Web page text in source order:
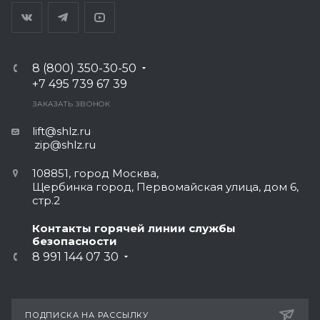
8 (800) 350-30-50
+7 495 739 67 39
ЗАКАЗАТЬ ЗВОНОК
lift@shlz.ru
zip@shlz.ru
108851, город Москва,
Щербинка город, Первомайская улица, дом 6,
стр.2
Контакты горячей линии службы
безопасности
8 991 144 07 30
ПОДПИСКА НА РАССЫЛКУ